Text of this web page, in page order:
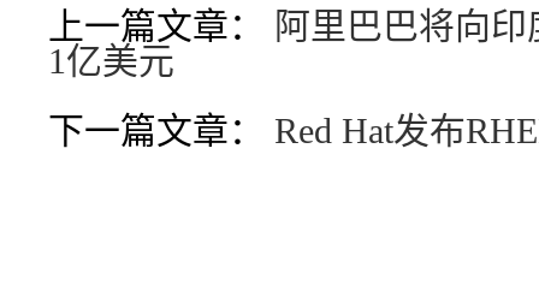
上一篇文章：
阿里巴巴将向
1亿美元
下一篇文章： Red Hat发布